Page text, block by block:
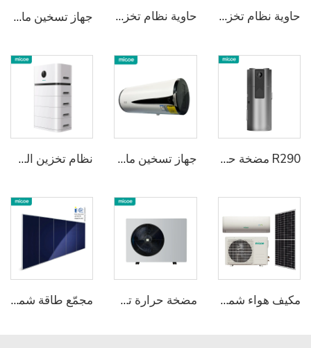
حاوية نظام تخزين الطاقة بالتبريد السائل حاوية نظام تخزين الطاقة بالتبريد السائل جهاز تسخين ماء بالمضخة الحرارية مدمج ومثبت على الحائط
R290 مضخة حرارة متكاملة لتسخين المياه جهاز تسخين ماء بالمضخة الحرارية مدمج ومثبت على الحائط نظام تخزين الطاقة السكني المثبت 2
مكيف هواء شمسي هجين تيار مستمر ومتغير مضخة حرارة تسخين ماء بتقنية العاكس DC ومادّة التبريد R32 من Micoe مجمّع طاقة شمسيّة حراريّة من Micoe لتسخين المياه الساخنة